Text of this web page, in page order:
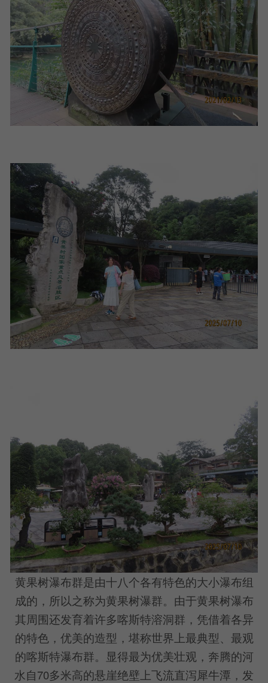
黄果树瀑布群是由十八个各有特色的大小瀑布组
成的，所以之称为黄果树瀑群。由于黄果树瀑布
其周围还发育着许多喀斯特溶洞群，凭借着各异
的特色，优美的造型，堪称世界上最典型、最观
的喀斯特瀑布群。显得最为优美壮观，奔腾的河
水自70多米高的悬崖绝壁上飞流直泻犀牛潭，发